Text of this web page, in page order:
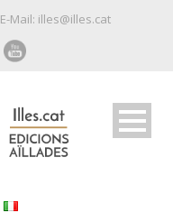
E-Mail: illes@illes.cat